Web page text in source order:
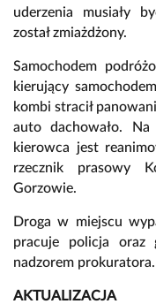
uderzenia musiały
został zmiażdżony.
Samochodem
kierujący
kombi stracił
auto dachowało. Na
kierowca jest
rzecznik prasowy
Gorzowie.
Droga w miejscu
pracuje policja oraz
nadzorem prokuratora.
AKTUALIZACJA